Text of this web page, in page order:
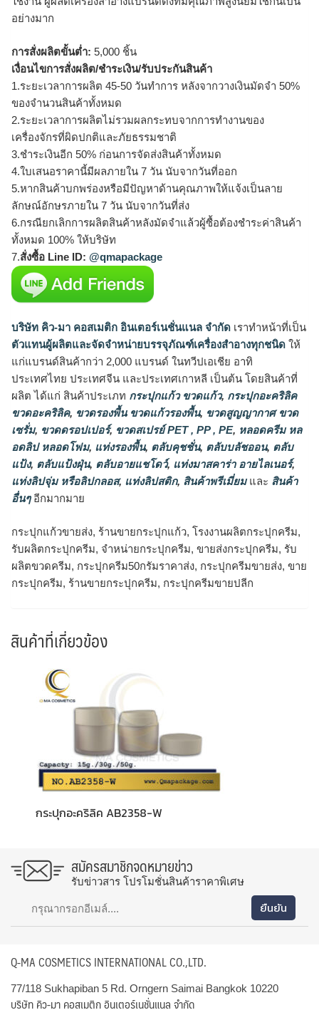
อย่างมาก
การสั่งผลิตขั้นต่ำ: 5,000 ชิ้น
เงื่อนไขการสั่งผลิต/ชำระเงิน/รับประกันสินค้า
1.ระยะเวลาการผลิต 45-50 วันทำการ หลังจากวางเงินมัดจำ 50%
ของจำนวนสินค้าทั้งหมด
2.ระยะเวลาการผลิตไม่รวมผลกระทบจากการทำงานของ
เครื่องจักรที่ผิดปกติและภัยธรรมชาติ
3.ชำระเงินอีก 50% ก่อนการจัดส่งสินค้าทั้งหมด
4.ใบเสนอราคานี้มีผลภายใน 7 วัน นับจากวันที่ออก
5.หากสินค้าบกพร่องหรือมีปัญหาด้านคุณภาพให้แจ้งเป็นลาย
ลักษณ์อักษรภายใน 7 วัน นับจากวันที่ส่ง
6.กรณียกเลิกการผลิตสินค้าหลังมัดจำแล้วผู้ซื้อต้องชำระค่าสินค้า
ทั้งหมด 100% ให้บริษัท
7.สั่งซื้อ Line ID: @qmapackage
บริษัท คิว-มา คอสเมติก อินเตอร์เนชั่นแนล จำกัด เราทำหน้าที่เป็น
ตัวแทนผู้ผลิตและจัดจำหน่ายบรรจุภัณฑ์เครื่องสำอางทุกชนิด ให้
แก่แบรนด์สินค้ากว่า 2,000 แบรนด์ ในทวีปเอเชีย อาทิ
ประเทศไทย ประเทศจีน และประเทศเกาหลี เป็นต้น โดยสินค้าที่
ผลิต ได้แก่ สินค้าประเภท กระปุกแก้ว ขวดแก้ว, กระปุกอะคริลิค
ขวดอะคริลิค, ขวดรองพื้น ขวดแก้วรองพื้น, ขวดสูญญากาศ ขวด
เซรั่ม, ขวดดรอปเปอร์, ขวดสเปรย์ PET , PP , PE, หลอดครีม หล
อดลิป หลอดโฟม, แท่งรองพื้น, ตลับคุชชั่น, ตลับบลัชออน, ตลับ
แป้ง, ตลับแป้งฝุ่น, ตลับอายแชโดว์, แท่งมาสคาร่า อายไลเนอร์,
แท่งลิปจุ่ม หรือลิปกลอส, แท่งลิปสติก, สินค้าพรีเมี่ยมและ สินค้า
อื่นๆอีกมากมาย
กระปุกแก้วขายส่ง, ร้านขายกระปุกแก้ว, โรงงานผลิตกระปุกครีม,
รับผลิตกระปุกครีม, จำหน่ายกระปุกครีม, ขายส่งกระปุกครีม, รับ
ผลิตขวดครีม, กระปุกครีม50กรัมราคาส่ง, กระปุกครีมขายส่ง, ขาย
กระปุกครีม, ร้านขายกระปุกครีม, กระปุกครีมขายปลีก
สินค้าที่เกี่ยวข้อง
กระปุกอะคริลิค AB2358-W
สมัครสมาชิกจดหมายข่าว
รับข่าวสาร โปรโมชั่นสินค้าราคาพิเศษ
Q-MA COSMETICS INTERNATIONAL CO.,LTD.
77/118 Sukhapiban 5 Rd. Orngern Saimai Bangkok 10220
บริษัท คิว-มา คอสเมติก อินเตอร์เนชั่นแนล จำกัด